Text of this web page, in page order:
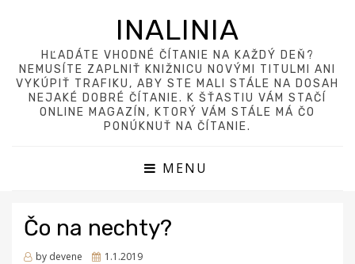
INALINIA
HĽADÁTE VHODNÉ ČÍTANIE NA KAŽDÝ DEŇ?
NEMUSÍTE ZAPLNIŤ KNIŽNICU NOVÝMI TITULMI ANI
VYKÚPIŤ TRAFIKU, ABY STE MALI STÁLE NA DOSAH
NEJAKÉ DOBRÉ ČÍTANIE. K ŠŤASTIU VÁM STAČÍ
ONLINE MAGAZÍN, KTORÝ VÁM STÁLE MÁ ČO
PONÚKNUŤ NA ČÍTANIE.
MENU
Čo na nechty?
by devene
Posted
1.1.2019